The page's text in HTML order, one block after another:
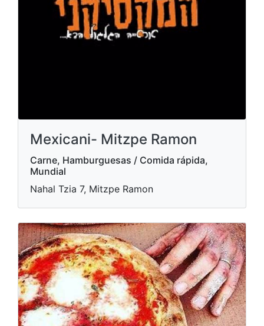
Mexicani- Mitzpe Ramon
Carne, Hamburguesas / Comida rápida,
Mundial
Nahal Tzia 7, Mitzpe Ramon